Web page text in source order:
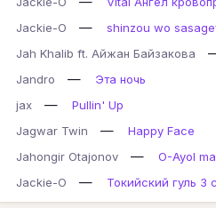
Jackie-O
—
shinzou wo
Jah Khalib ft. Айжан Байзакова
Jandro
—
Эта ночь
jax
—
Pullin' Up
Jagwar Twin
—
Happy Face
Jahongir Otajonov
—
O-Ayol
Jackie-O
— Токийский гуль 3